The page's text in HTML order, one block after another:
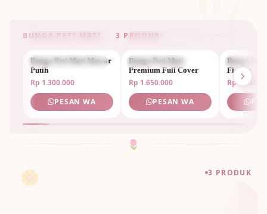
BUNGA PETI MATI · 3 PRODUK
BUNGA PETI MATI
Bunga Peti Mati Mawar
Putih
Rp 1.300.000
PESAN WA
BUNGA PETI MATI
Bunga Peti Mati
Premium Full Cover
Rp 1.650.000
PESAN WA
BUNGA
Bunga
Flower
Rp
🌷
3 PRODUK
🌼